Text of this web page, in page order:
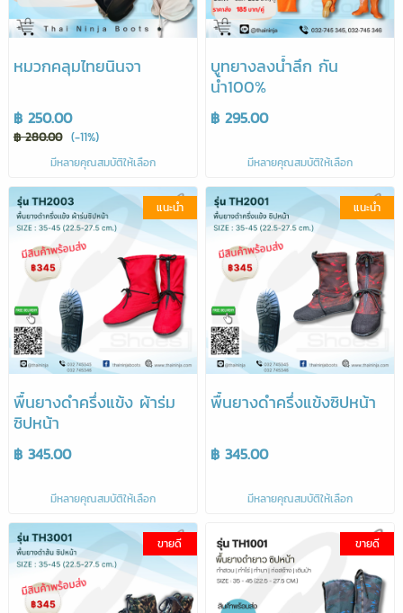
หมวกคลุมไทยนินจา
฿ 250.00
฿ 280.00 (-11%)
มีหลายคุณสมบัติให้เลือก
บูทยางลงน้ำลึก กัน
น้ำ100%
฿ 295.00
มีหลายคุณสมบัติให้เลือก
แนะนำ
พื้นยางดำครึ่งแข้ง ผ้าร่ม
ซิปหน้า
฿ 345.00
มีหลายคุณสมบัติให้เลือก
แนะนำ
พื้นยางดำครึ่งแข้งซิปหน้า
฿ 345.00
มีหลายคุณสมบัติให้เลือก
ขายดี ขายดี